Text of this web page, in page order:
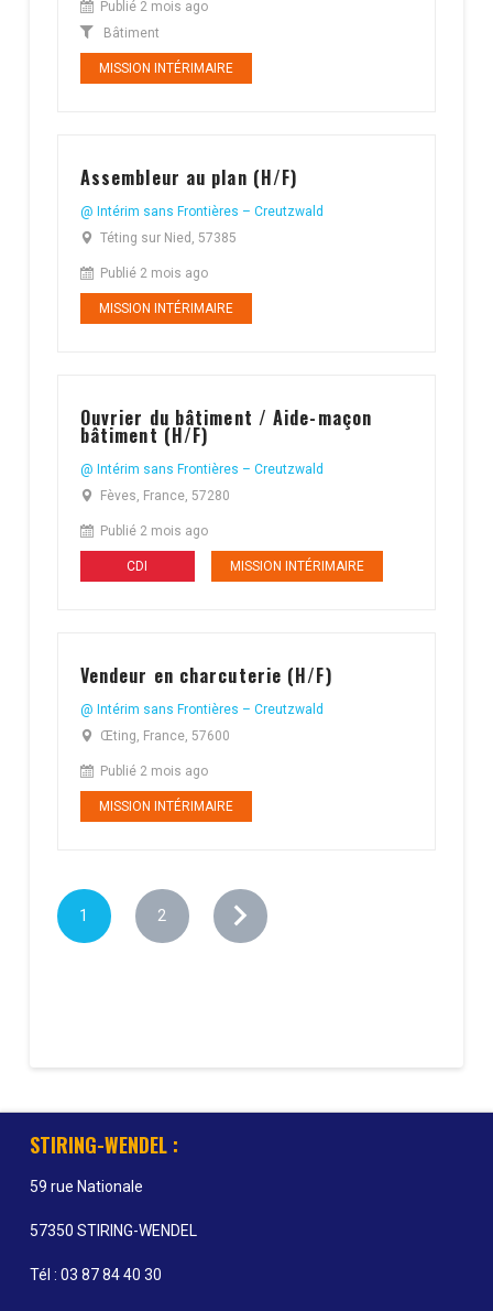
Publié 2 mois ago
Bâtiment
MISSION INTÉRIMAIRE
Assembleur au plan (H/F)
@ Intérim sans Frontières – Creutzwald
Téting sur Nied, 57385
Publié 2 mois ago
MISSION INTÉRIMAIRE
Ouvrier du bâtiment / Aide-maçon
bâtiment (H/F)
@ Intérim sans Frontières – Creutzwald
Fèves, France, 57280
Publié 2 mois ago
CDI MISSION INTÉRIMAIRE
Vendeur en charcuterie (H/F)
@ Intérim sans Frontières – Creutzwald
Œting, France, 57600
Publié 2 mois ago
MISSION INTÉRIMAIRE
1 2
STIRING-WENDEL :
59 rue Nationale
57350 STIRING-WENDEL
Tél : 03 87 84 40 30